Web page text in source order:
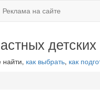
Реклама на сайте
найти, как выбрать, как